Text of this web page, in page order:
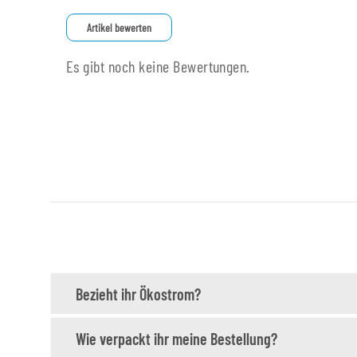
Artikel bewerten
Es gibt noch keine Bewertungen.
Bezieht ihr Ökostrom?
Wie verpackt ihr meine Bestellung?